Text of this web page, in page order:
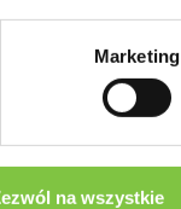
Marketing
na wszystkie